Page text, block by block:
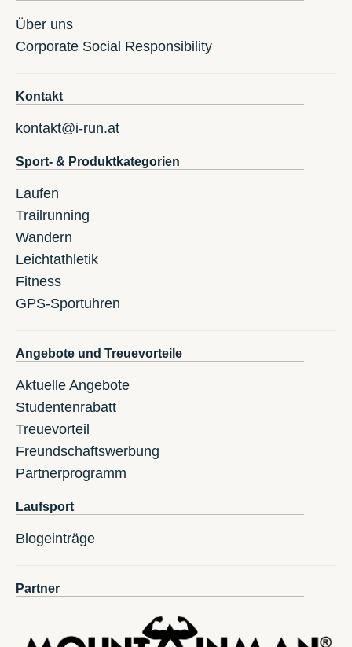
Über uns
Corporate Social Responsibility
Kontakt
kontakt@i-run.at
Sport- & Produktkategorien
Laufen
Trailrunning
Wandern
Leichtathletik
Fitness
GPS-Sportuhren
Angebote und Treuevorteile
Aktuelle Angebote
Studentenrabatt
Treuevorteil
Freundschaftswerbung
Partnerprogramm
Laufsport
Blogeinträge
Partner